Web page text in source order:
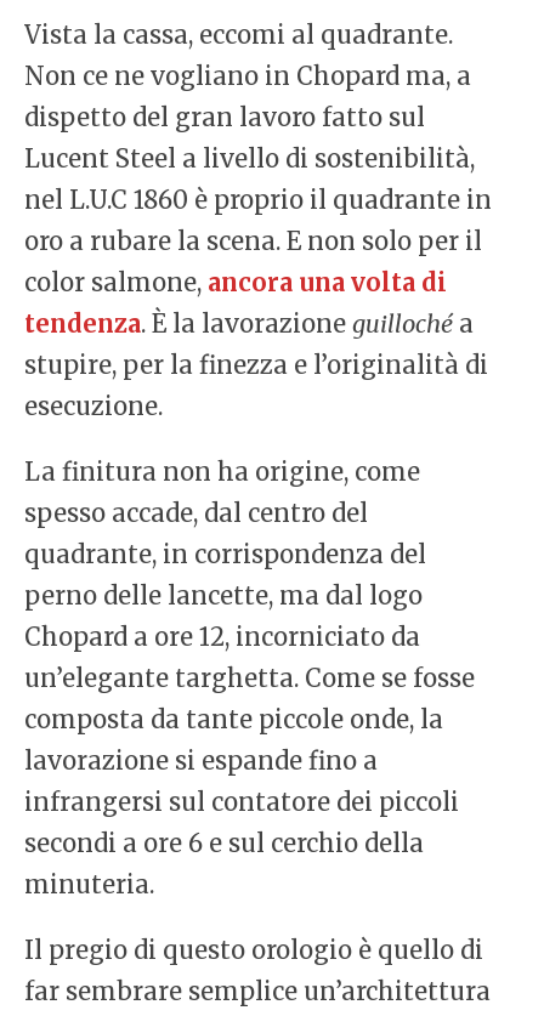
Vista la cassa, eccomi al quadrante.
Non ce ne vogliano in Chopard ma, a
dispetto del gran lavoro fatto sul
Lucent Steel a livello di sostenibilità,
nel L.U.C 1860 è proprio il quadrante in
oro a rubare la scena. E non solo per il
color salmone, ancora una volta di
tendenza. È la lavorazione guillochéa
stupire, per la finezza e l’originalità di
esecuzione.
La finitura non ha origine, come
spesso accade, dal centro del
quadrante, in corrispondenza del
perno delle lancette, ma dal logo
Chopard a ore 12, incorniciato da
un’elegante targhetta. Come se fosse
composta da tante piccole onde, la
lavorazione si espande fino a
infrangersi sul contatore dei piccoli
secondi a ore 6 e sul cerchio della
minuteria.
Il pregio di questo orologio è quello di
far sembrare semplice un’architettura